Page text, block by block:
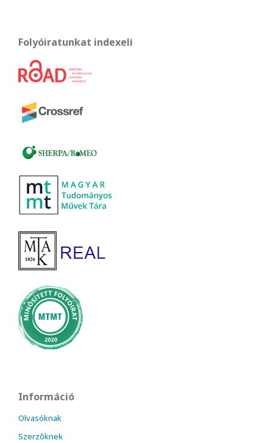
Folyóiratunkat indexeli
Információ
Olvasóknak
Szerzőknek